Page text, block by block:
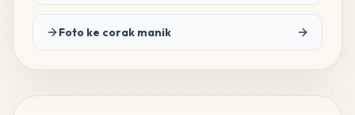
Foto ke corak manik